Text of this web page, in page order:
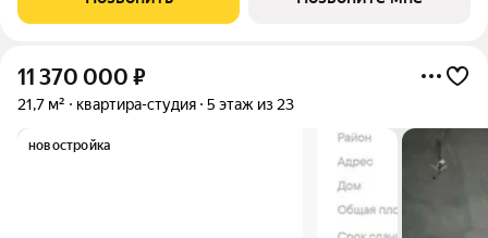
фигурного катания, - Футбольные
11 370 000 ₽
21,7 м² квартира-студия 5 этаж из 23
новостройка